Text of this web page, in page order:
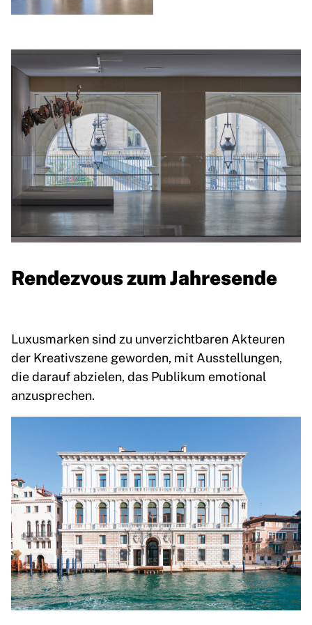
Rendezvous zum Jahresende
Luxusmarken sind zu unverzichtbaren Akteuren
der Kreativszene geworden, mit Ausstellungen,
die darauf abzielen, das Publikum emotional
anzusprechen.